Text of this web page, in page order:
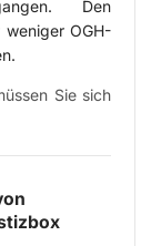
Den
OGH-
Sie sich